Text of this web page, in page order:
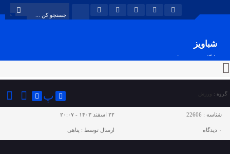
شباویز
پایگاه خبری شباویز
گروه : ورزش پ
شناسه : 22606 ۲۲ اسفند ۱۴۰۳ - ۲۰:۰۷
۰ دیدگاه ارسال توسط : پناهی